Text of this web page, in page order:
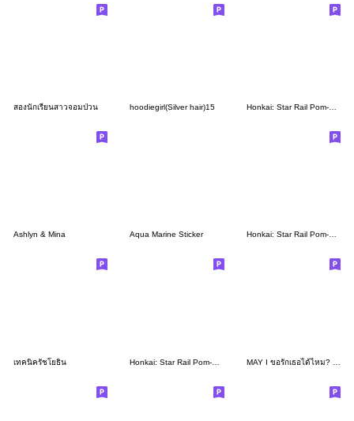
สองนักเรียนสาวจอมป่วน hoodiegirl(Silver hair)15 Honkai: Star Rail Pom-Pom Gallery Set 08
Ashlyn & Mina Aqua Marine Sticker Honkai: Star Rail Pom-Pom Gallery Set 02
เทคนิครัชโยธิน